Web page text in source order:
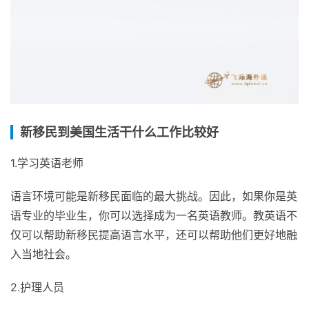
新移民到美国生活干什么工作比较好
1.学习英语老师
语言环境可能是新移民面临的最大挑战。因此，如果你是英
语专业的毕业生，你可以选择成为一名英语教师。教英语不
仅可以帮助新移民提高语言水平，还可以帮助他们更好地融
入当地社会。
2.护理人员